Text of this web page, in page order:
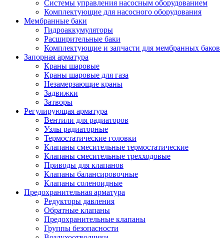
Системы управления насосным оборудованием
Комплектующие для насосного оборудования
Мембранные баки
Гидроаккумуляторы
Расширительные баки
Комплектующие и запчасти для мембранных баков
Запорная арматура
Краны шаровые
Краны шаровые для газа
Незамерзающие краны
Задвижки
Затворы
Регулирующая арматура
Вентили для радиаторов
Узлы радиаторные
Термостатические головки
Клапаны смесительные термостатические
Клапаны смесительные трехходовые
Приводы для клапанов
Клапаны балансировочные
Клапаны соленоидные
Предохранительная арматура
Редукторы давления
Обратные клапаны
Предохранительные клапаны
Группы безопасности